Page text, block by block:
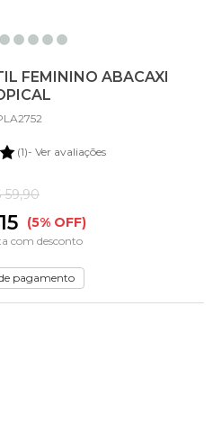
FEMININO ABACAXI
(1)- Ver avaliações
59,90
(5% OFF)
com desconto
pagamento